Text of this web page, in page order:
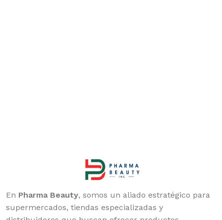
En Pharma Beauty, somos un aliado estratégico para
supermercados, tiendas especializadas y